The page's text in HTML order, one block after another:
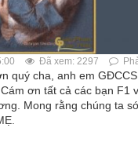
Đã xem: 2297
quý cha, anh em
ơn tất cả các bạn F1
Mong rằng chúng ta